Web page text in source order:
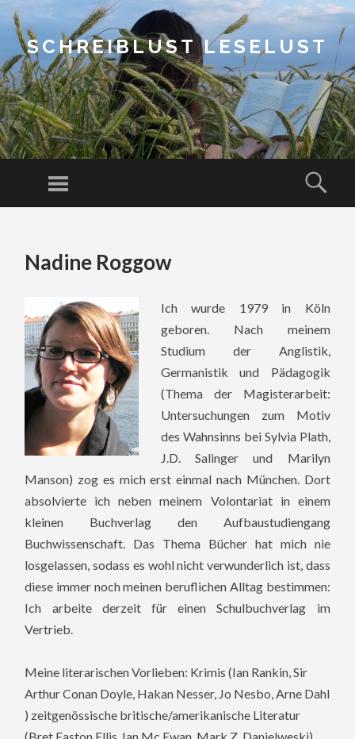
SCHREIBLUST LESELUST
Menu
CONTENTNadine Roggow
Ich wurde 1979 in Köln
geboren. Nach meinem
Studium der Anglistik,
Germanistik und Pädagogik
(Thema der Magisterarbeit:
Untersuchungen zum Motiv
des Wahnsinns bei Sylvia Plath,
J.D. Salinger und Marilyn
Manson) zog es mich erst einmal nach München. Dort
absolvierte ich neben meinem Volontariat in einem
kleinen Buchverlag den Aufbaustudiengang
Buchwissenschaft. Das Thema Bücher hat mich nie
losgelassen, sodass es wohl nicht verwunderlich ist, dass
diese immer noch meinen beruflichen Alltag bestimmen:
Ich arbeite derzeit für einen Schulbuchverlag im
Vertrieb.
Meine literarischen Vorlieben: Krimis (Ian Rankin, Sir
Arthur Conan Doyle, Hakan Nesser, Jo Nesbo, Arne Dahl
) zeitgenössische britische/amerikanische Literatur